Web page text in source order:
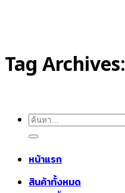
ค้นหา:
หน้าแรก
สินค้าทั้งหมด
Tag Archives: